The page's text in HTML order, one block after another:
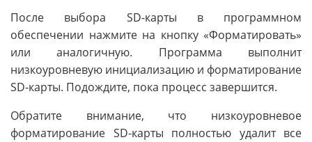
После выбора SD-карты в программном
обеспечении нажмите на кнопку «Форматировать»
или аналогичную. Программа выполнит
низкоуровневую инициализацию и форматирование
SD-карты. Подождите, пока процесс завершится.
Обратите внимание, что низкоуровневое
форматирование SD-карты полностью удалит все